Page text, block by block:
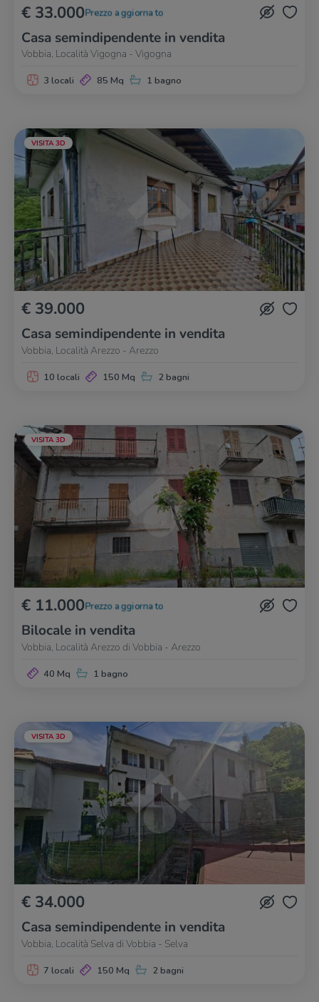
€ 33.000 Prezzo aggiornato
Casa semindipendente in vendita
Vobbia, Località Vigogna - Vigogna
3 locali 85 Mq 1 bagno
VISITA 3D
€ 39.000
Casa semindipendente in vendita
Vobbia, Località Arezzo - Arezzo
10 locali 150 Mq 2 bagni
VISITA 3D
€ 11.000 Prezzo aggiornato
Bilocale in vendita
Vobbia, Località Arezzo di Vobbia - Arezzo
40 Mq 1 bagno
VISITA 3D
€ 34.000
Casa semindipendente in vendita
Vobbia, Località Selva di Vobbia - Selva
7 locali 150 Mq 2 bagni